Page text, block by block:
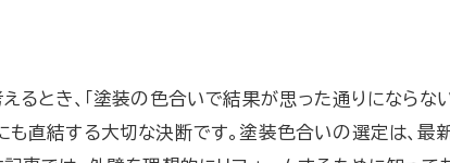
るとき、「塗装の色合いで結果が思った通りになら
も直結する大切な決断です。塗装色合いの選定は、最